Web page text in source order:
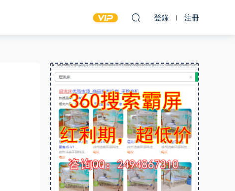
登錄 注冊